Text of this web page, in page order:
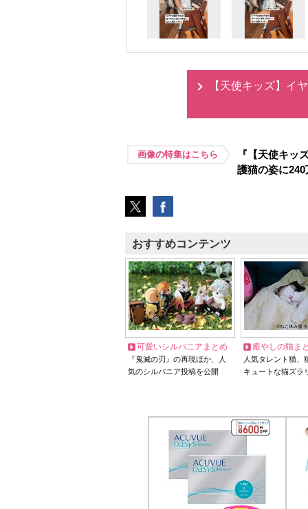
【天使キッズ】イ
画像の特集はこちら
『【天使キッ
護猫の姿に
おすすめコンテンツ
可愛いシルバニアまとめ
『鬼滅の刃』の再現ほか、人
気のシルバニア投稿を公開
癒やしの猫ま
人気タレント猫
キュートな猫ズラ